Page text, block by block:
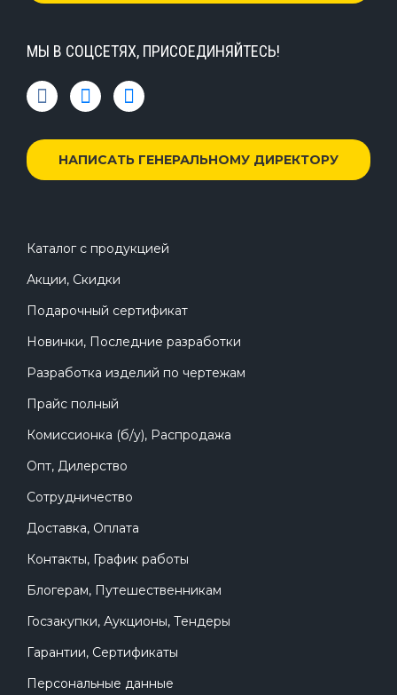
МЫ В СОЦСЕТЯХ, ПРИСОЕДИНЯЙТЕСЬ!
НАПИСАТЬ ГЕНЕРАЛЬНОМУ ДИРЕКТОРУ
Каталог с продукцией
Акции, Скидки
Подарочный сертификат
Новинки, Последние разработки
Разработка изделий по чертежам
Прайс полный
Комиссионка (б/у), Распродажа
Опт, Дилерство
Сотрудничество
Доставка, Оплата
Контакты, График работы
Блогерам, Путешественникам
Госзакупки, Аукционы, Тендеры
Гарантии, Сертификаты
Персональные данные